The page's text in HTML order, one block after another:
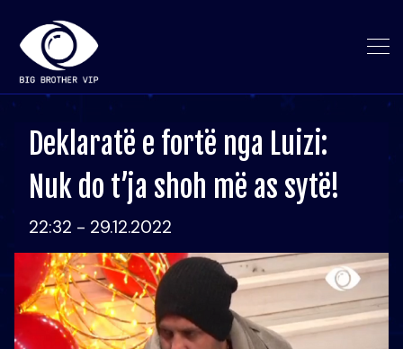
Deklaratë e fortë nga Luizi:
Nuk do t’ja shoh më as sytë!
22:32 - 29.12.2022